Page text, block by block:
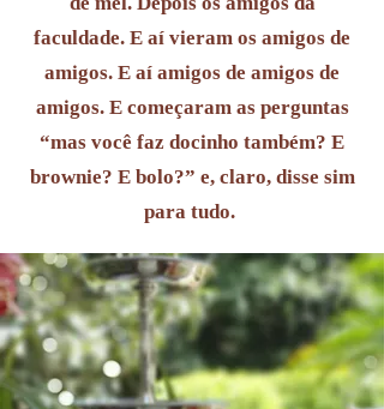
faculdade. E aí vieram os amigos de
amigos. E aí amigos de amigos de
amigos. E começaram as perguntas
“mas você faz docinho também? E
brownie? E bolo?” e, claro, disse sim
para tudo.